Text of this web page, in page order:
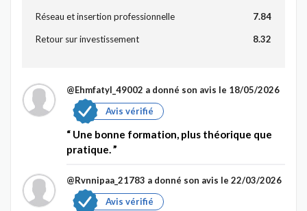
Réseau et insertion professionnelle 7.84
Retour sur investissement 8.32
@Ehmfatyl_49002 a donné son avis le 18/05/2026
Avis vérifié
Une bonne formation, plus théorique que
pratique.
@Rvnnipaa_21783 a donné son avis le 22/03/2026
Avis vérifié